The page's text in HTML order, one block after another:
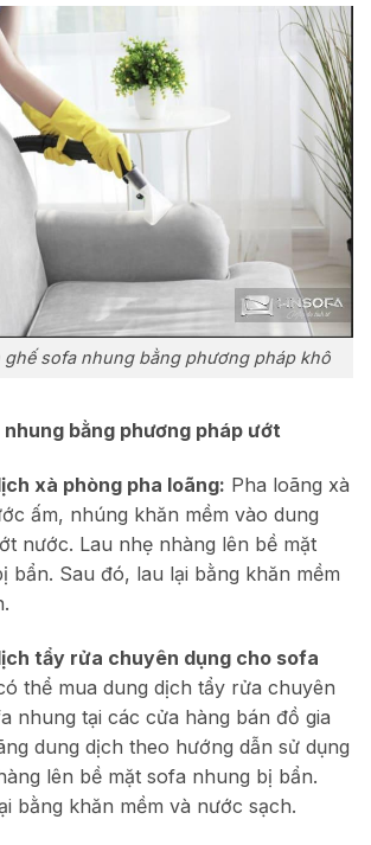
ghế sofa nhung bằng phương pháp khô
bằng phương pháp ướt
xà phòng pha loãng: Pha loãng xà
ấm, nhúng khăn mềm vào dung
nước. Lau nhẹ nhàng lên bề mặt
bẩn. Sau đó, lau lại bằng khăn mềm
tẩy rửa chuyên dụng cho sofa
thể mua dung dịch tẩy rửa chuyên
nhung tại các cửa hàng bán đồ gia
dung dịch theo hướng dẫn sử dụng
lên bề mặt sofa nhung bị bẩn.
bằng khăn mềm và nước sạch.